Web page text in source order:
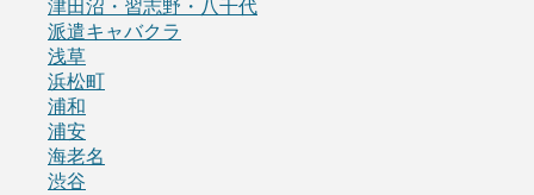
津田沼・習志野・八千代
派遣キャバクラ
浅草
浜松町
浦和
浦安
海老名
渋谷